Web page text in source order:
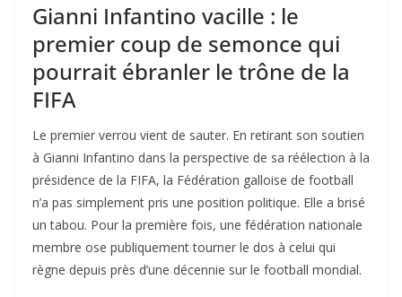
Gianni Infantino vacille : le
premier coup de semonce qui
pourrait ébranler le trône de la
FIFA
Le premier verrou vient de sauter. En retirant son soutien
à Gianni Infantino dans la perspective de sa réélection à la
présidence de la FIFA, la Fédération galloise de football
n’a pas simplement pris une position politique. Elle a brisé
un tabou. Pour la première fois, une fédération nationale
membre ose publiquement tourner le dos à celui qui
règne depuis près d’une décennie sur le football mondial.